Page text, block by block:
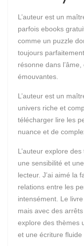
L’auteur est un
parfois ebooks
comme un puzzle
toujours
résonne dans
émouvantes.
L’auteur est un
univers riche et
télécharger lire les
nuance et de
L’auteur explore
une sensibilité et
lecteur. J’ai aimé la
relations entre les
intensément. Le
mais avec des
explore des thèmes
et une écriture fluide